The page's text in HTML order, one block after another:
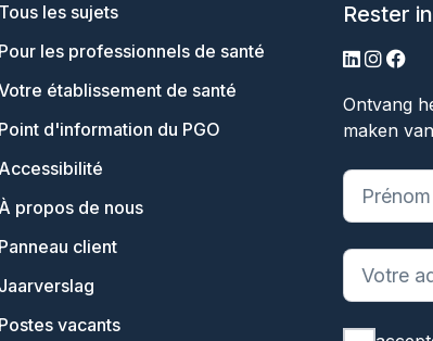
Tous les sujets
Pour les professionnels de santé
établissement de santé
Point d'information du PGO
Accessibilité
À propos de nous
Panneau client
Jaarverslag
Postes vacants
Rester
LinkedIn
Ontvang
maken
"*"